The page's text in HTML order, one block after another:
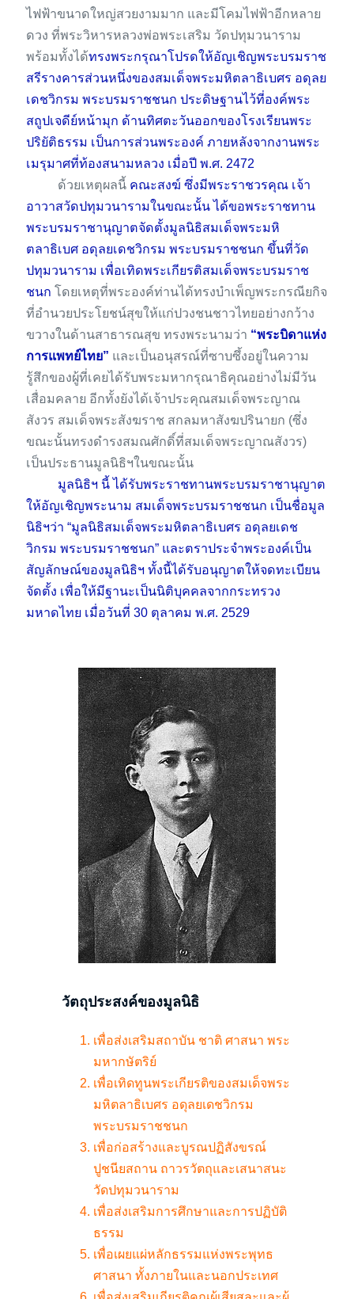
ไฟฟ้าขนาดใหญ่สวยงามมาก และมีโคมไฟฟ้าอีกหลาย
ดวง ที่พระวิหารหลวงพ่อพระเสริม วัดปทุมวนาราม
พร้อมทั้งได้ทรงพระกรุณาโปรดให้อัญเชิญพระบรมราช
สรีรางคารส่วนหนึ่งของสมเด็จพระมหิตลาธิเบศร อดุลย
เดชวิกรม พระบรมราชชนก ประดิษฐานไว้ที่องค์พระ
สถูปเจดีย์หน้ามุก ด้านทิศตะวันออกของโรงเรียนพระ
ปริยัติธรรม เป็นการส่วนพระองค์ ภายหลังจากงานพระ
เมรุมาศที่ท้องสนามหลวง เมื่อปี พ.ศ. 2472
          ด้วยเหตุผลนี้
คณะสงฆ์ ซึ่งมีพระราชวรคุณ เจ้า
อาวาสวัดปทุมวนารามในขณะนั้น ได้ขอพระราชทาน
พระบรมราชานุญาตจัดตั้งมูลนิธิสมเด็จพระมหิ
ตลาธิเบศ อดุลยเดชวิกรม พระบรมราชชนก ขึ้นที่วัด
ปทุมวนาราม เพื่อเทิดพระเกียรติสมเด็จพระบรมราช
ชนก โดยเหตุที่พระองค์ท่านได้ทรงบำเพ็ญพระกรณียกิจ
ที่อำนวยประโยชน์สุขให้แก่ปวงชนชาวไทยอย่างกว้าง
ขวางในด้านสาธารณสุข ทรงพระนามว่า “พระบิดาแห่ง
การแพทย์ไทย” และเป็นอนุสรณ์ที่ซาบซึ้งอยู่ในความ
รู้สึกของผู้ที่เคยได้รับพระมหากรุณาธิคุณอย่างไม่มีวัน
เสื่อมคลาย อีกทั้งยังได้เจ้าประคุณสมเด็จพระญาณ
สังวร สมเด็จพระสังฆราช สกลมหาสังฆปรินายก (ซึ่ง
ขณะนั้นทรงดำรงสมณศักดิ์ที่สมเด็จพระญาณสังวร)
เป็นประธานมูลนิธิฯในขณะนั้น
มูลนิธิฯ นี้ ได้รับพระราชทานพระบรมราชานุญาต
ให้อัญเชิญพระนาม สมเด็จพระบรมราชชนก เป็นชื่อมูล
นิธิฯว่า “มูลนิธิสมเด็จพระมหิตลาธิเบศร อดุลยเดช
วิกรม พระบรมราชชนก” และตราประจำพระองค์เป็น
สัญลักษณ์ของมูลนิธิฯ ทั้งนี้ได้รับอนุญาตให้จดทะเบียน
จัดตั้ง เพื่อให้มีฐานะเป็นนิติบุคคลจากกระทรวง
มหาดไทย เมื่อวันที่ 30 ตุลาคม พ.ศ. 2529
วัตถุประสงค์ของมูลนิธิ
เพื่อส่งเสริมสถาบัน ชาติ ศาสนา พระ
มหากษัตริย์
เพื่อเทิดทูนพระเกียรติของสมเด็จพระ
มหิตลาธิเบศร อดุลยเดชวิกรม
พระบรมราชชนก
เพื่อก่อสร้างและบูรณปฏิสังขรณ์
ปูชนียสถาน ถาวรวัตถุและเสนาสนะ
วัดปทุมวนาราม
เพื่อส่งเสริมการศึกษาและการปฏิบัติ
ธรรม
เพื่อเผยแผ่หลักธรรมแห่งพระพุทธ
ศาสนา ทั้งภายในและนอกประเทศ